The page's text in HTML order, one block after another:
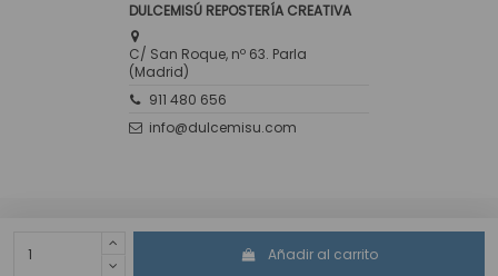
Añadir al carrito
DULCEMISÚ REPOSTERÍA CREATIVA
C/ San Roque, nº 63. Parla
(Madrid)
911 480 656
info@dulcemisu.com
2022 - Dulcemisú